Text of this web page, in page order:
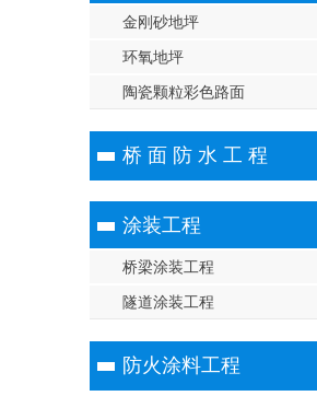
金刚砂地坪
环氧地坪
陶瓷颗粒彩色路面
桥 面 防 水 工 程
涂装工程
桥梁涂装工程
隧道涂装工程
防火涂料工程